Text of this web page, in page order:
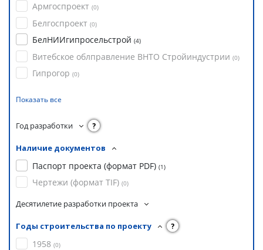
Армгоспроект (0)
Белгоспроект (0)
БелНИИгипросельстрой (4)
Витебское облправление ВНТО Стройиндустрии (0)
Гипрогор (0)
Показать все
Год разработки ?
Наличие документов
Паспорт проекта (формат PDF) (1)
Чертежи (формат TIF) (0)
Десятилетие разработки проекта
Годы строительства по проекту ?
1958 (0)